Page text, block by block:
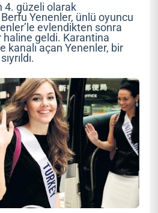
4. güzeli olarak
Yenenler, ünlü oyuncu
evlendikten sonra
geldi. Karantina
kanalı açan Yenenler, bir